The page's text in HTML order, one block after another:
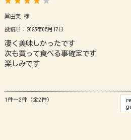
眞由美 様
投稿日：2025年05月17日
凄く美味しかったです
次も買って食べる事確定です
楽しみです
1件～2件（全2件）